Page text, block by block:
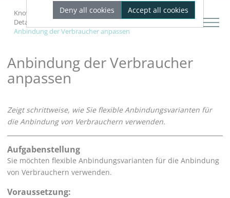
Knowledge Base Revit
Strangschemata erstellen
Details zum Schemagenerator Trinkwasser
Anbindung der Verbraucher anpassen
Anbindung der Verbraucher
anpassen
Zeigt schrittweise, wie Sie flexible Anbindungsvarianten für
die Anbindung von Verbrauchern verwenden.
Aufgabenstellung
Sie möchten flexible Anbindungsvarianten für die Anbindung
von Verbrauchern verwenden.
Voraussetzung:
Deny all cookies Accept all cookies